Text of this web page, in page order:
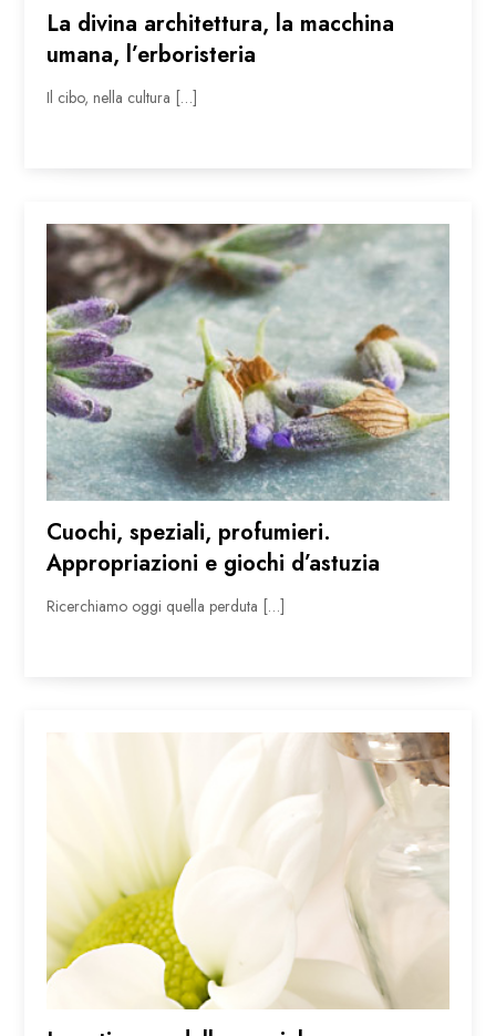
La divina architettura, la macchina
umana, l’erboristeria
Il cibo, nella cultura […]
Cuochi, speziali, profumieri.
Appropriazioni e giochi d’astuzia
Ricerchiamo oggi quella perduta […]